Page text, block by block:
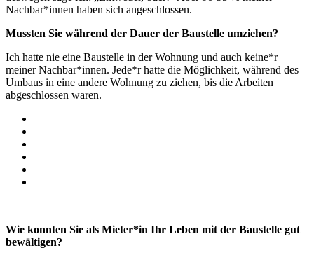
Nachbar*innen haben sich angeschlossen.
Mussten Sie während der Dauer der Baustelle umziehen?
Ich hatte nie eine Baustelle in der Wohnung und auch keine*r
meiner Nachbar*innen. Jede*r hatte die Möglichkeit, während des
Umbaus in eine andere Wohnung zu ziehen, bis die Arbeiten
abgeschlossen waren.
Wie konnten Sie als Mieter*in Ihr Leben mit der Baustelle gut
bewältigen?